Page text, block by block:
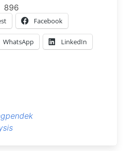
896
Facebook
WhatsApp LinkedIn